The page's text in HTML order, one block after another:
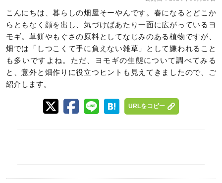
こんにちは、暮らしの畑屋そーやんです。春になるとどこか
らともなく顔を出し、気づけばあたり一面に広がっているヨ
モギ。草餅やもぐさの原料としてなじみのある植物ですが、
畑では「しつこくて手に負えない雑草」として嫌われること
も多いですよね。ただ、ヨモギの生態について調べてみる
と、意外と畑作りに役立つヒントも見えてきましたので、ご
紹介します。
URLをコピー